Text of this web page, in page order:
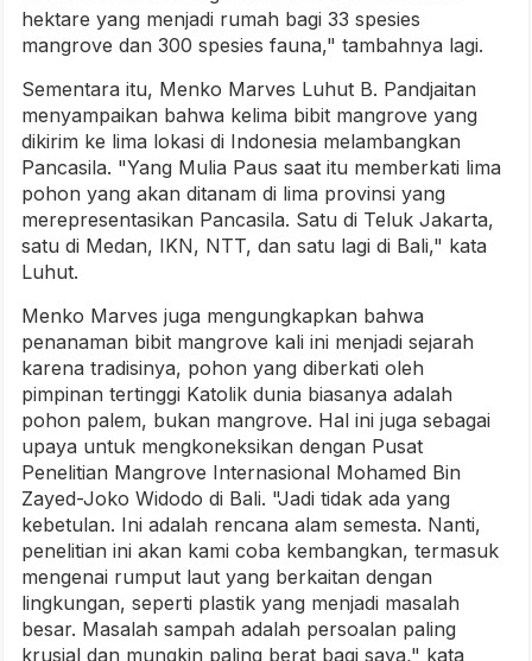
hektare yang menjadi rumah bagi 33 spesies
mangrove dan 300 spesies fauna," tambahnya lagi.
Sementara itu, Menko Marves Luhut B. Pandjaitan
menyampaikan bahwa kelima bibit mangrove yang
dikirim ke lima lokasi di Indonesia melambangkan
Pancasila. "Yang Mulia Paus saat itu memberkati lima
pohon yang akan ditanam di lima provinsi yang
merepresentasikan Pancasila. Satu di Teluk Jakarta,
satu di Medan, IKN, NTT, dan satu lagi di Bali," kata
Luhut.
Menko Marves juga mengungkapkan bahwa
penanaman bibit mangrove kali ini menjadi sejarah
karena tradisinya, pohon yang diberkati oleh
pimpinan tertinggi Katolik dunia biasanya adalah
pohon palem, bukan mangrove. Hal ini juga sebagai
upaya untuk mengkoneksikan dengan Pusat
Penelitian Mangrove Internasional Mohamed Bin
Zayed-Joko Widodo di Bali. "Jadi tidak ada yang
kebetulan. Ini adalah rencana alam semesta. Nanti,
penelitian ini akan kami coba kembangkan, termasuk
mengenai rumput laut yang berkaitan dengan
lingkungan, seperti plastik yang menjadi masalah
besar. Masalah sampah adalah persoalan paling
krusial dan mungkin paling berat bagi saya," kata